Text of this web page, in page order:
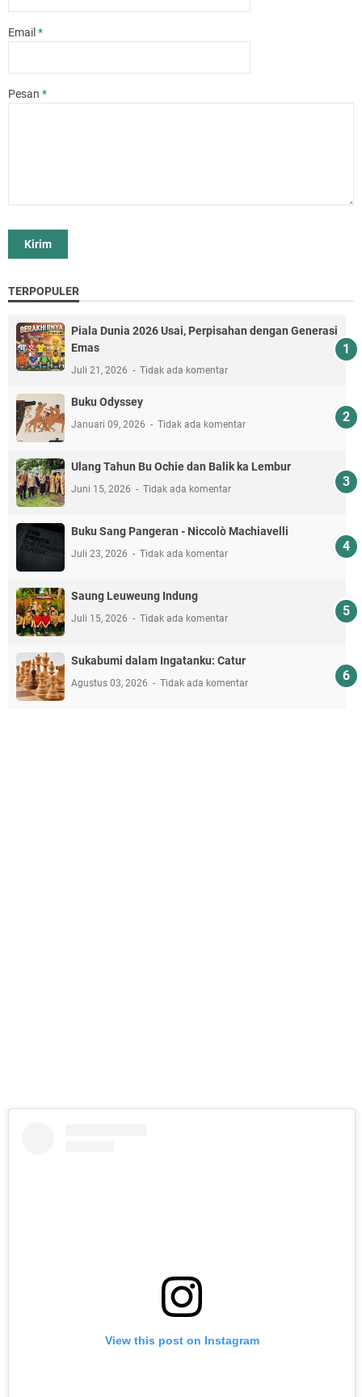
Email *
Pesan *
TERPOPULER
Piala Dunia 2026 Usai, Perpisahan dengan Generasi
Emas
Juli 21, 2026 Tidak ada komentar
Buku Odyssey
Januari 09, 2026 Tidak ada komentar
Ulang Tahun Bu Ochie dan Balik ka Lembur
Juni 15, 2026 Tidak ada komentar
Buku Sang Pangeran - Niccolò Machiavelli
Juli 23, 2026 Tidak ada komentar
Saung Leuweung Indung
Juli 15, 2026 Tidak ada komentar
Sukabumi dalam Ingatanku: Catur
Agustus 03, 2026 Tidak ada komentar
View this post on Instagram